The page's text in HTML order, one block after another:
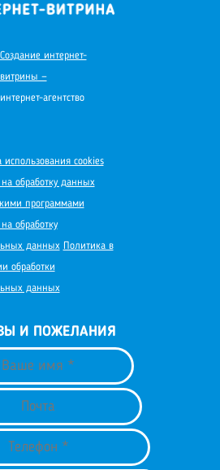
Создание интернет-
витрины —
интернет-агентство
использования cookies
на обработку данных
программами
обработку
данных
Политика в
обработки
данных
И ПОЖЕЛАНИЯ